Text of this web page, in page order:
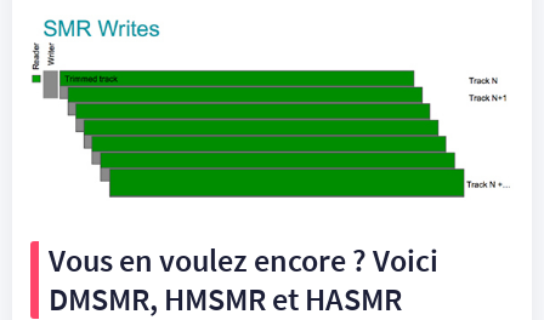
Vous en voulez encore ? Voici
DMSMR, HMSMR et HASMR